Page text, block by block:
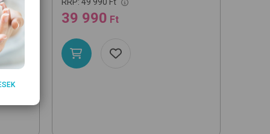
39 990 Ft